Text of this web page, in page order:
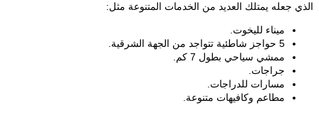
الذي جعله يمتلك العديد من الخدمات المتنوعة مثل:
ميناء لليخوت.
5 حواجز شاطئية تتواجد من الجهة الشرقية.
ممشي سياحي بطول 7 كم.
جراجات.
مسارات للدراجات.
مطاعم وكافيهات متنوعة.